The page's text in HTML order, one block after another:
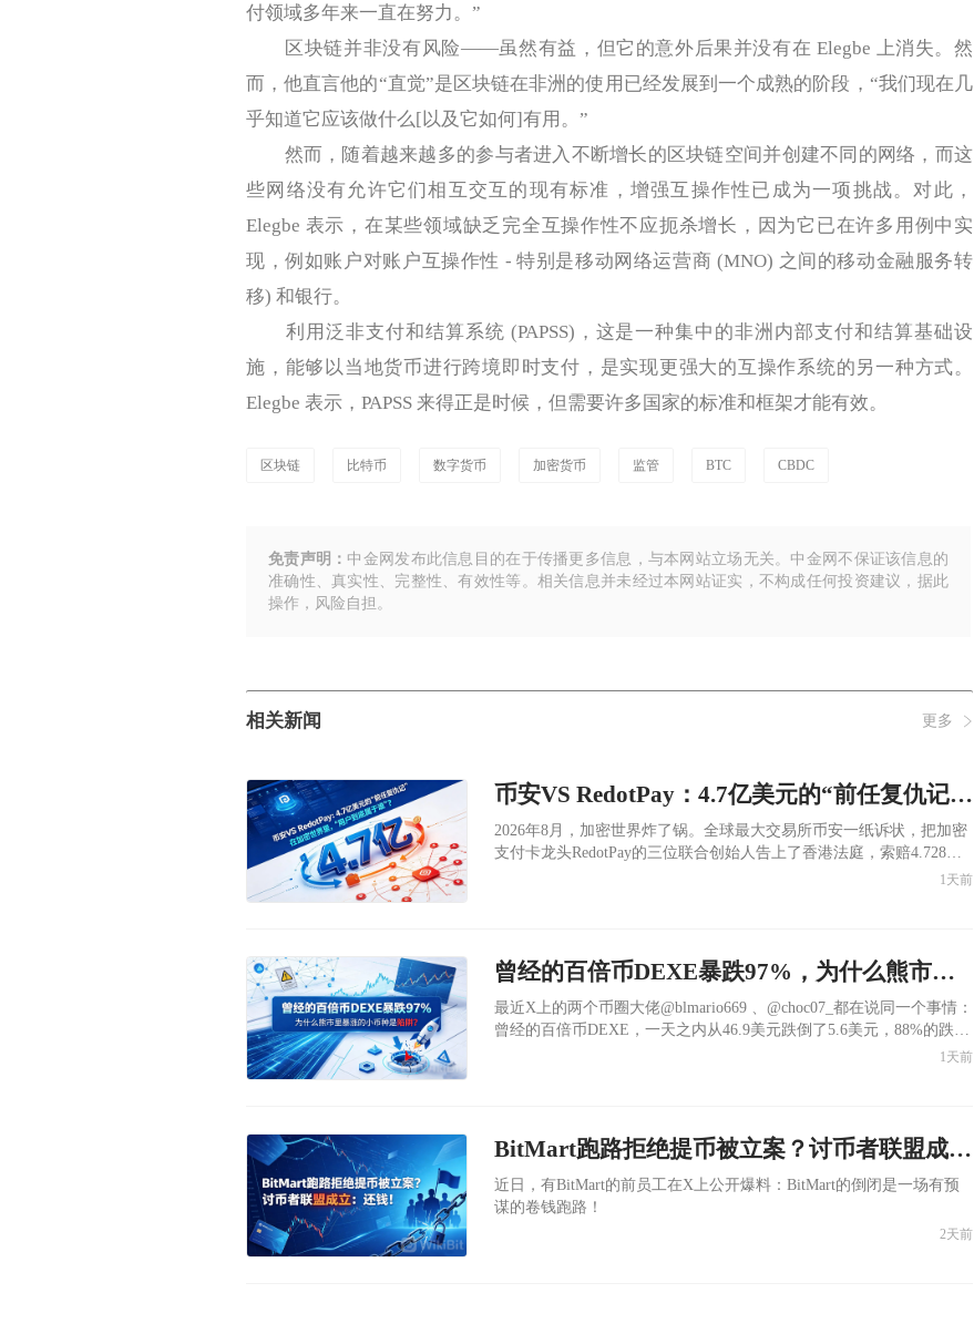
付领域多年来一直在努力。”
区块链并非没有风险——虽然有益，但它的意外后果并没有在 Elegbe 上消失。然
而，他直言他的“直觉”是区块链在非洲的使用已经发展到一个成熟的阶段，“我们现在几
乎知道它应该做什么[以及它如何]有用。”
然而，随着越来越多的参与者进入不断增长的区块链空间并创建不同的网络，而这
些网络没有允许它们相互交互的现有标准，增强互操作性已成为一项挑战。对此，
Elegbe 表示，在某些领域缺乏完全互操作性不应扼杀增长，因为它已在许多用例中实
现，例如账户对账户互操作性 - 特别是移动网络运营商 (MNO) 之间的移动金融服务转
移) 和银行。
利用泛非支付和结算系统 (PAPSS)，这是一种集中的非洲内部支付和结算基础设
施，能够以当地货币进行跨境即时支付，是实现更强大的互操作系统的另一种方式。
Elegbe 表示，PAPSS 来得正是时候，但需要许多国家的标准和框架才能有效。
区块链 比特币 数字货币 加密货币 监管 BTC CBDC
免责声明： 中金网发布此信息目的在于传播更多信息，与本网站立场无关。中金网不保证该信息的
准确性、真实性、完整性、有效性等。相关信息并未经过本网站证实，不构成任何投资建议，据此
操作，风险自担。
相关新闻 更多
币安VS RedotPay：4.7亿美元的“前任复仇记”——在加密世界里，“用户到底属于谁”？
​2026年8月，加密世界炸了锅。全球最大交易所币安一纸诉状，把加密
支付卡龙头RedotPay的三位联合创始人告上了香港法庭，索赔4.728亿
美元。同时在新加坡对RedotPay关联方提起了另一起诉讼，听证会在今
1天前
曾经的百倍币DEXE暴跌97%，为什么熊市里暴涨的小币种是陷阱？
​最近X上的两个币圈大佬@blmario669 、@choc07_都在说同一个事情：
曾经的百倍币DEXE，一天之内从46.9美元跌倒了5.6美元，88%的跌幅
（现在最低跌到了1.5美元，跌幅97%），有大户在这过程中亏损了将
1天前
BitMart跑路拒绝提币被立案？讨币者联盟成立：还钱！
​近日，有BitMart的前员工在X上公开爆料：BitMart的倒闭是一场有预
谋的卷钱跑路！
2天前